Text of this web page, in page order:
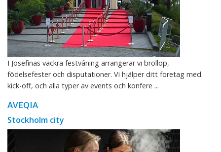
I Josefinas vackra festvåning arrangerar vi bröllop,
födelsefester och disputationer. Vi hjälper ditt företag med
kick-off, och alla typer av events och konfere ...
AVEQIA
Stockholm city